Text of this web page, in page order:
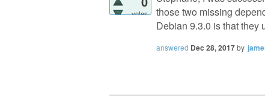
votes
those two missing
Debian 9.3.0 is that they
answered Dec 28, 2017by